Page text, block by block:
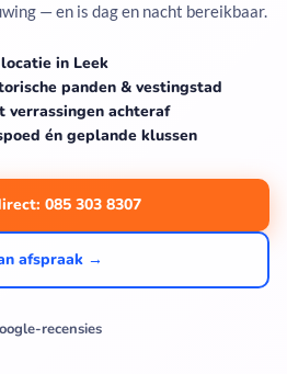
— en is dag en nacht bereikbaar.
in Leek
panden & vestingstad
achteraf
én geplande klussen
085 303 8307
afspraak →
recensies